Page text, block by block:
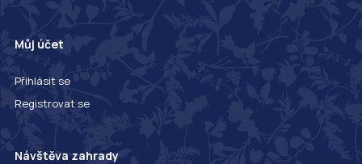
Můj účet
Přihlásit se
Registrovat se
Návštěva zahrady